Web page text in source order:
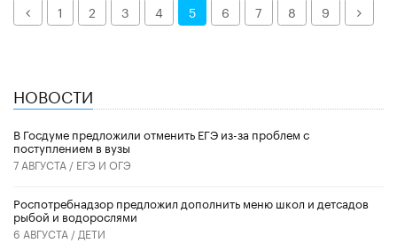
Назад1 2 3 4 5 6 7 8 9 Далее
НОВОСТИ
В Госдуме предложили отменить ЕГЭ из-за проблем с
поступлением в вузы
7 АВГУСТА / ЕГЭ И ОГЭ
Роспотребнадзор предложил дополнить меню школ и детсадов
рыбой и водорослями
6 АВГУСТА / ДЕТИ